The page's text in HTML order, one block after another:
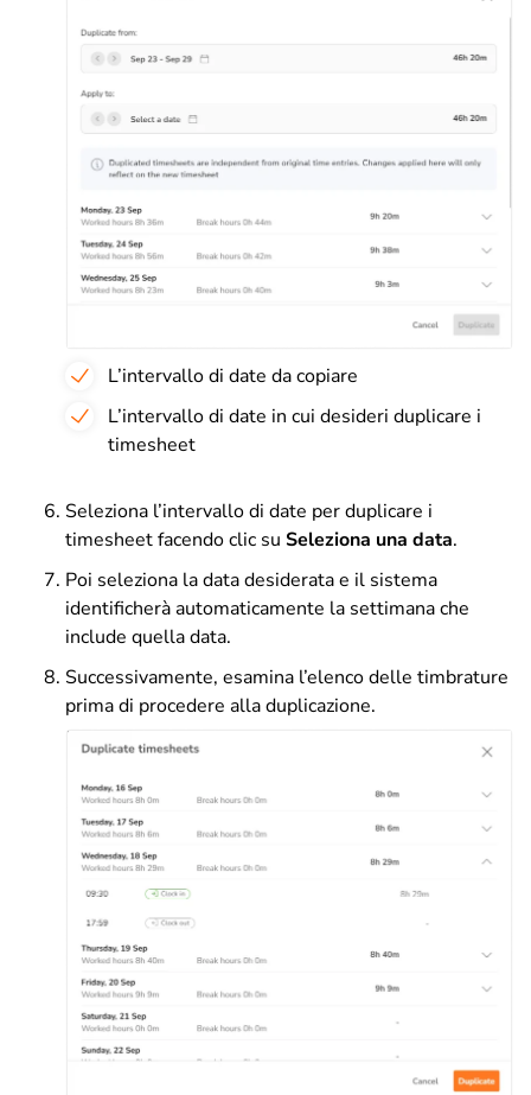
L’intervallo di date da copiare
L’intervallo di date in cui desideri duplicare i
timesheet
Seleziona l’intervallo di date per duplicare i
timesheet facendo clic su Seleziona una data.
Poi seleziona la data desiderata e il sistema
identificherà automaticamente la settimana che
include quella data.
Successivamente, esamina l’elenco delle timbrature
prima di procedere alla duplicazione.